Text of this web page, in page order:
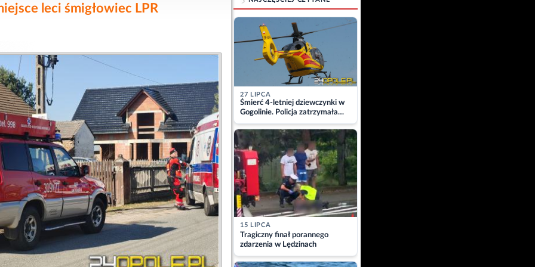
leci śmigłowiec LPR
27 LIPCA
Śmierć 4-letniej dziewczynki w
Gogolinie. Policja zatrzymała
matkę
15 LIPCA
Tragiczny finał porannego
zdarzenia w Lędzinach